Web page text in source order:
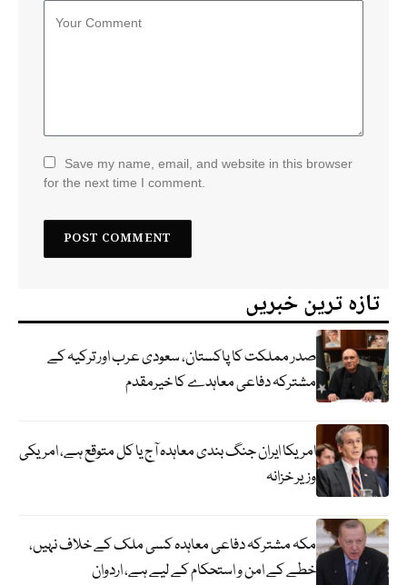
Save my name, email, and website in this browser
for the next time I comment.
تازہ ترین خبریں
صدر مملکت کا پاکستان، سعودی عرب اور ترکیہ کے
مشترکہ دفاعی معاہدے کا خیرمقدم
امریکا ایران جنگ بندی معاہدہ آج یا کل متوقع ہے، امریکی
وزیر خزانہ
مکہ مشترکہ دفاعی معاہدہ کسی ملک کے خلاف نہیں،
خطے کے امن و استحکام کے لیے ہے، اردوان